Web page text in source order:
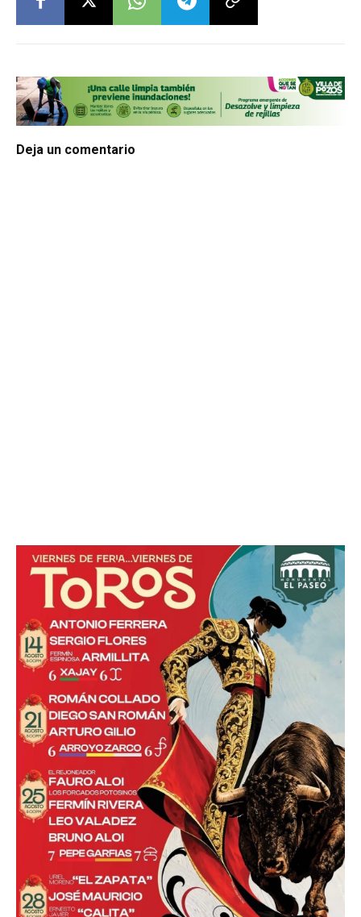
Deja un comentario